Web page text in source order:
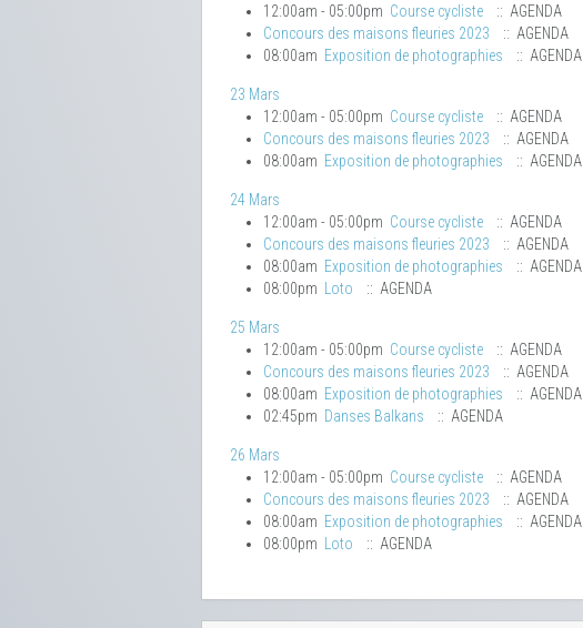
12:00am - 05:00pm Course cycliste
:: AGENDA
Concours des maisons fleuries 2023
:: AGENDA
08:00am Exposition de photographies :: AGENDA
23 Mars
12:00am - 05:00pm Course cycliste
:: AGENDA
Concours des maisons fleuries 2023
:: AGENDA
08:00am Exposition de photographies :: AGENDA
24 Mars
12:00am - 05:00pm Course cycliste
:: AGENDA
Concours des maisons fleuries 2023
:: AGENDA
08:00am Exposition de photographies
:: AGENDA
08:00pm Loto :: AGENDA
25 Mars
12:00am - 05:00pm Course cycliste
:: AGENDA
Concours des maisons fleuries 2023
:: AGENDA
08:00am Exposition de photographies
:: AGENDA
02:45pm Danses Balkans :: AGENDA
26 Mars
12:00am - 05:00pm Course cycliste
:: AGENDA
Concours des maisons fleuries 2023
:: AGENDA
08:00am Exposition de photographies
:: AGENDA
08:00pm Loto :: AGENDA